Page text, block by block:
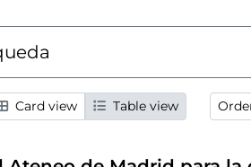
Card view Table view